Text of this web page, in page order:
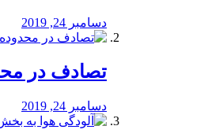
دسامبر 24, 2019
تصادف در
دسامبر 24, 2019